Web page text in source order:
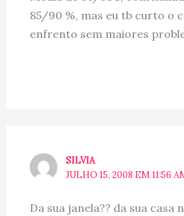
85/90 %, mas eu tb curto o
enfrento sem maiores
SILVIA
JULHO 15, 2008 EM 11:56
Da sua janela?? da sua casa